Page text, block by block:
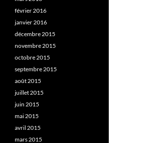
février 2016
janvier 2016
décembre 2015
novembre 2015
octobre 2015
septembre 2015
août 2015
juillet 2015
juin 2015
mai 2015
avril 2015
mars 2015